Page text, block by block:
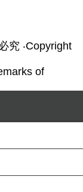
究 ‧Copyright
of